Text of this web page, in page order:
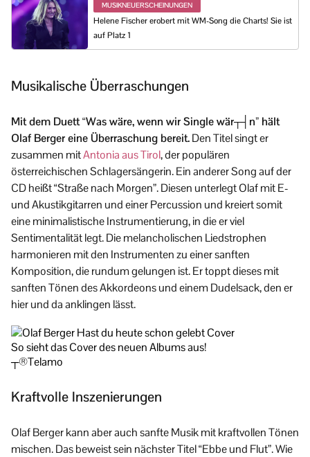
MUSIKNEUERSCHEINUNGEN
Helene Fischer erobert mit WM-Song die Charts! Sie ist
auf Platz 1
Musikalische Überraschungen
Mit dem Duett “Was wäre, wenn wir Single wär┬┤n” hält
Olaf Berger eine Überraschung bereit.Den Titel singt er
zusammen mitAntonia aus Tirol, der populären
österreichischen Schlagersängerin. Ein anderer Song auf der
CD heißt “Straße nach Morgen”. Diesen unterlegt Olaf mit E-
und Akustikgitarren und einer Percussion und kreiert somit
eine minimalistische Instrumentierung, in die er viel
Sentimentalität legt. Die melancholischen Liedstrophen
harmonieren mit den Instrumenten zu einer sanften
Komposition, die rundum gelungen ist. Er toppt dieses mit
sanften Tönen des Akkordeons und einem Dudelsack, den er
hier und da anklingen lässt.
So sieht das Cover des neuen Albums aus!
┬®Telamo
Kraftvolle Inszenierungen
Olaf Berger kann aber auch sanfte Musik mit kraftvollen Tönen
mischen. Das beweist sein nächster Titel “Ebbe und Flut”. Wie